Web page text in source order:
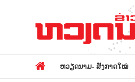
ຫວຽດນາມ- ສັງກາດໃໝ່